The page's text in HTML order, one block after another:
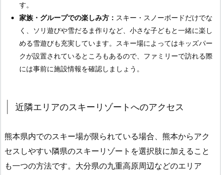
す。
家族・グループでの楽しみ方： スキー・スノーボードだけでな
く、ソリ遊びや雪だるま作りなど、小さな子どもと一緒に楽し
める雪遊びも充実しています。スキー場によってはキッズパー
クが設置されているところもあるので、ファミリーで訪れる際
には事前に施設情報を確認しましょう。
近隣エリアのスキーリゾートへのアクセス
熊本県内でのスキー場が限られている場合、熊本からアク
セスしやすい隣県のスキーリゾートを選択肢に加えること
も一つの方法です。大分県の九重高原周辺などのエリア